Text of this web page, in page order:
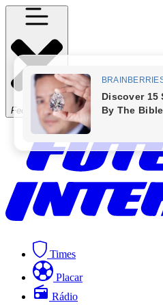
Fechar Menu
Times
Placar
Rádio